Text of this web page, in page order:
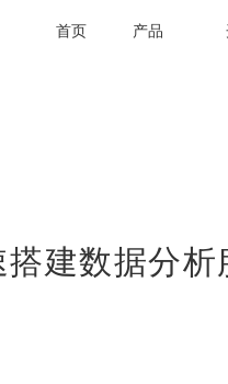
首页 产品
建数据分